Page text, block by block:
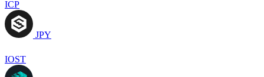
ICP
JPY
IOST